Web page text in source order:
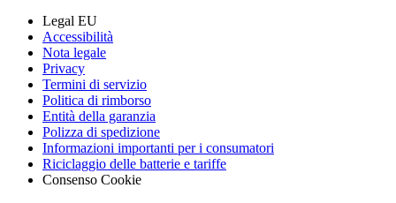
Legal EU
Accessibilità
Nota legale
Privacy
Termini di servizio
Politica di rimborso
Entità della garanzia
Polizza di spedizione
Informazioni importanti per i consumatori
Riciclaggio delle batterie e tariffe
Consenso Cookie